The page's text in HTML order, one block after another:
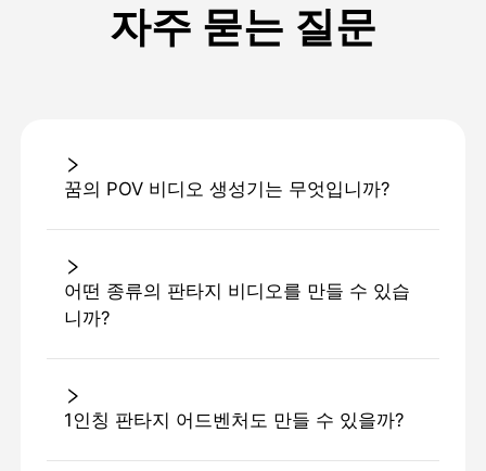
자주 묻는 질문
꿈의 POV 비디오 생성기는 무엇입니까?
어떤 종류의 판타지 비디오를 만들 수 있습
니까?
1인칭 판타지 어드벤처도 만들 수 있을까?